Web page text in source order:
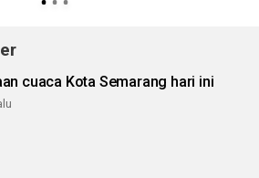
cuaca Kota Semarang hari ini